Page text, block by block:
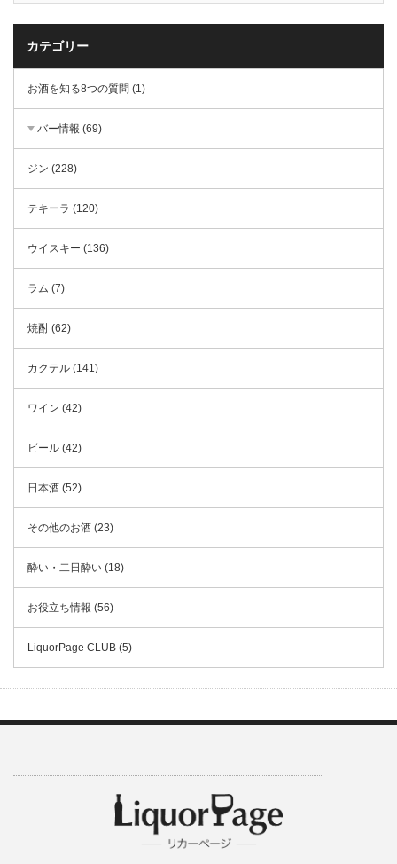
カテゴリー
お酒を知る8つの質問 (1)
バー情報 (69)
ジン (228)
テキーラ (120)
ウイスキー (136)
ラム (7)
焼酎 (62)
カクテル (141)
ワイン (42)
ビール (42)
日本酒 (52)
その他のお酒 (23)
酔い・二日酔い (18)
お役立ち情報 (56)
LiquorPage CLUB (5)